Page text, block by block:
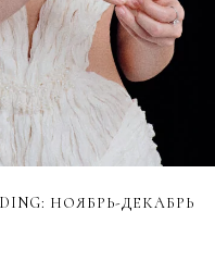
НОЯБРЬ-ДЕКАБРЬ